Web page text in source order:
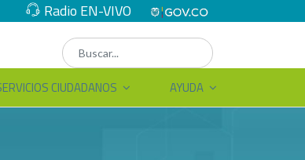
Radio EN-VIVO
CIUDADANOS AYUDA